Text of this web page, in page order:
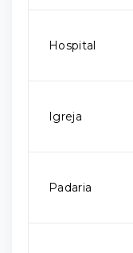
Hospital
Igreja
Padaria